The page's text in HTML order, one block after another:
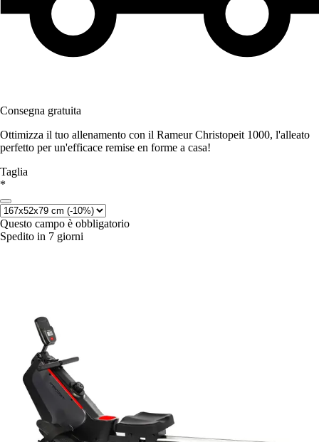
Consegna gratuita
Ottimizza il tuo allenamento con il Rameur Christopeit 1000, l'alleato
perfetto per un'efficace remise en forme a casa!
Taglia
*
Questo campo è obbligatorio
Spedito in 7 giorni